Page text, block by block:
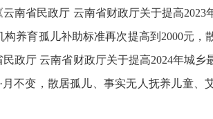
南省民政厅 云南省财政厅关于提高2023
养育孤儿补助标准再次提高到2000元，
政厅 云南省财政厅关于提高2024年城
不变，散居孤儿、事实无人抚养儿童、